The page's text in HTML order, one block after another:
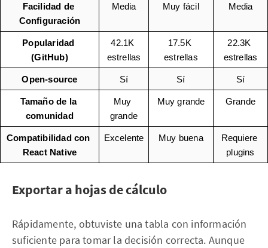
Facilidad de
Configuración
Media Muy fácil Media
Popularidad
(GitHub)
42.1K
estrellas
17.5K
estrellas
22.3K
estrellas
Open-source Sí Sí Sí
Tamaño de la
comunidad
Muy
grande
Muy grande Grande
Compatibilidad con
React Native
Excelente Muy buena
Requiere
plugins
Exportar a hojas de cálculo
Rápidamente, obtuviste una tabla con información
suficiente para tomar la decisión correcta. Aunque